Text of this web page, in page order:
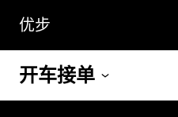
容
优步
开车接单